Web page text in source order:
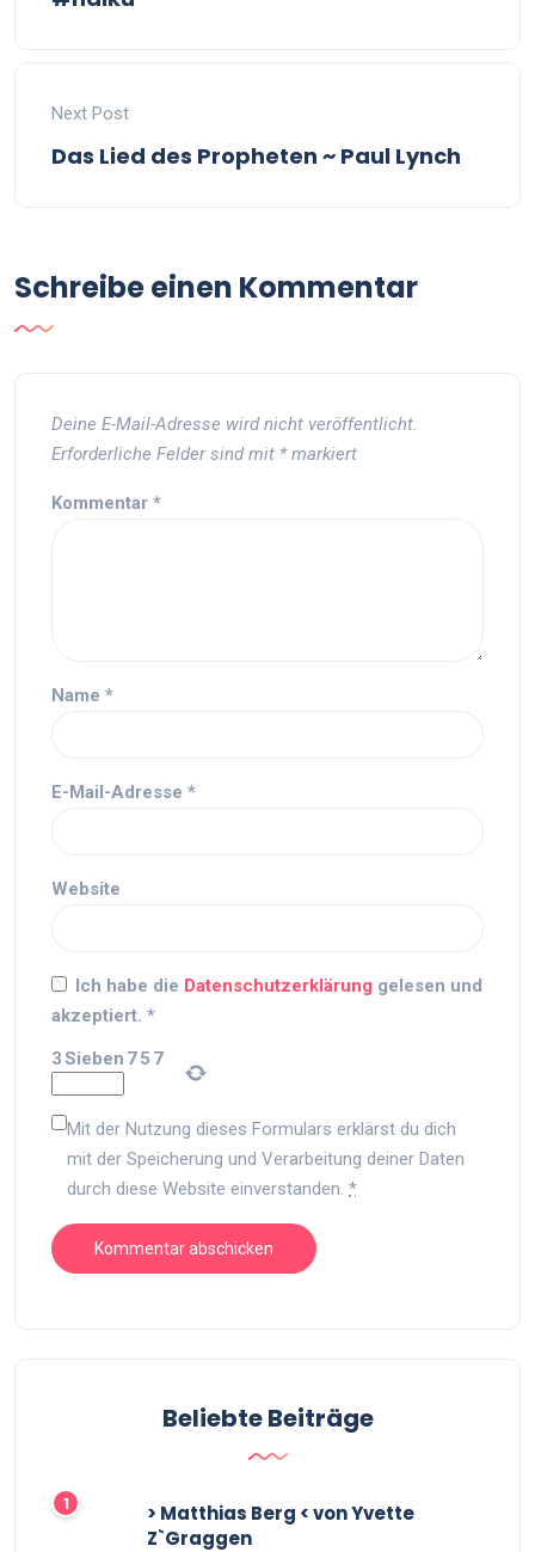
Next Post
Das Lied des Propheten ~ Paul Lynch
Schreibe einen Kommentar
Deine E-Mail-Adresse wird nicht veröffentlicht.
Erforderliche Felder sind mit *markiert
Kommentar *
Name *
E-Mail-Adresse *
Website
Ich habe die Datenschutzerklärung gelesen und
akzeptiert. *
3Sieben 75 7
Mit der Nutzung dieses Formulars erklärst du dich
mit der Speicherung und Verarbeitung deiner Daten
durch diese Website einverstanden. *
Beliebte Beiträge
> Matthias Berg < von Yvette
Z`Graggen